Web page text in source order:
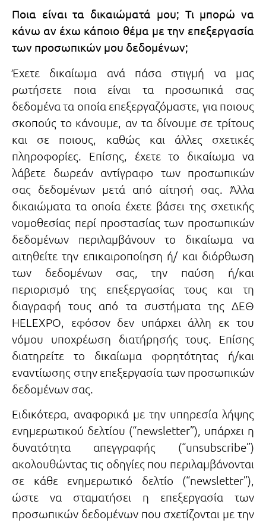
Ποια είναι τα δικαιώματά μου; Τι μπορώ να
κάνω αν έχω κάποιο θέμα με την επεξεργασία
των προσωπικών μου δεδομένων;
Έχετε δικαίωμα ανά πάσα στιγμή να μας
ρωτήσετε ποια είναι τα προσωπικά σας
δεδομένα τα οποία επεξεργαζόμαστε, για ποιους
σκοπούς το κάνουμε, αν τα δίνουμε σε τρίτους
και σε ποιους, καθώς και άλλες σχετικές
πληροφορίες. Επίσης, έχετε το δικαίωμα να
λάβετε δωρεάν αντίγραφο των προσωπικών
σας δεδομένων μετά από αίτησή σας. Άλλα
δικαιώματα τα οποία έχετε βάσει της σχετικής
νομοθεσίας περί προστασίας των προσωπικών
δεδομένων περιλαμβάνουν το δικαίωμα να
αιτηθείτε την επικαιροποίηση ή/ και διόρθωση
των δεδομένων σας, την παύση ή/και
περιορισμό της επεξεργασίας τους και τη
διαγραφή τους από τα συστήματα της ΔΕΘ
HELEXPO, εφόσον δεν υπάρχει άλλη εκ του
νόμου υποχρέωση διατήρησής τους. Επίσης
διατηρείτε το δικαίωμα φορητότητας ή/και
εναντίωσης στην επεξεργασία των προσωπικών
δεδομένων σας.
Ειδικότερα, αναφορικά με την υπηρεσία λήψης
ενημερωτικού δελτίου (“newsletter”), υπάρχει η
δυνατότητα απεγγραφής (“unsubscribe”)
ακολουθώντας τις οδηγίες που περιλαμβάνονται
σε κάθε ενημερωτικό δελτίο (“newsletter”),
ώστε να σταματήσει η επεξεργασία των
προσωπικών δεδομένων που σχετίζονται με την